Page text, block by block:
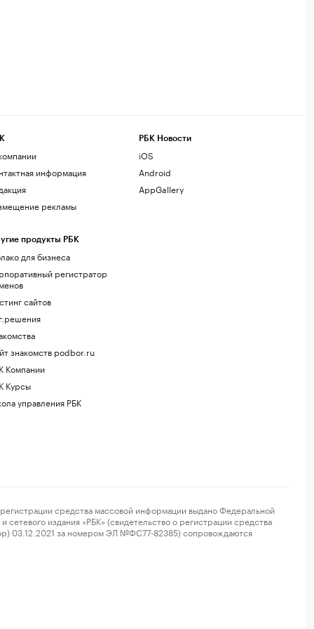
информация
рекламы
продукты РБК
для бизнеса
регистратор
сайтов
знакомств podbor.ru
Компании
Курсы
управления РБК
РБК Новости
iOS
Android
AppGallery
средства массовой информации выдано Федеральной
издания «РБК» (свидетельство о регистрации средства
03.12.2021 за номером ЭЛ №ФС77-82385) сопровождаются